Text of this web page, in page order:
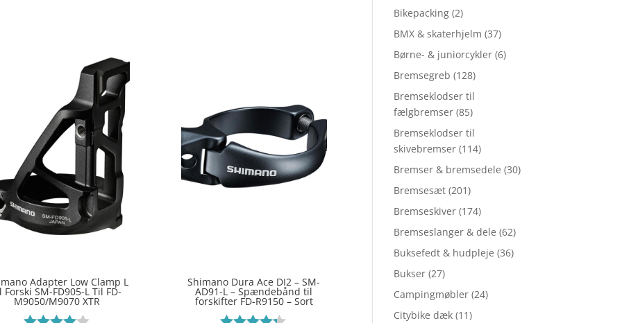
Adapter Low Clamp L
Forski SM-FD905-L Til FD-
M9050/M9070 XTR
Shimano Dura Ace DI2 – SM-
AD91-L – Spændebånd til
forskifter FD-R9150 – Sort
Bikepacking (2)
BMX & skaterhjelm (37)
Børne- & juniorcykler (6)
Bremsegreb (128)
Bremseklodser til
fælgbremser (85)
Bremseklodser til
skivebremser (114)
Bremser & bremsedele (30)
Bremsesæt (201)
Bremseskiver (174)
Bremseslanger & dele (62)
Buksefedt & hudpleje (36)
Bukser (27)
Campingmøbler (24)
Citybike dæk (11)